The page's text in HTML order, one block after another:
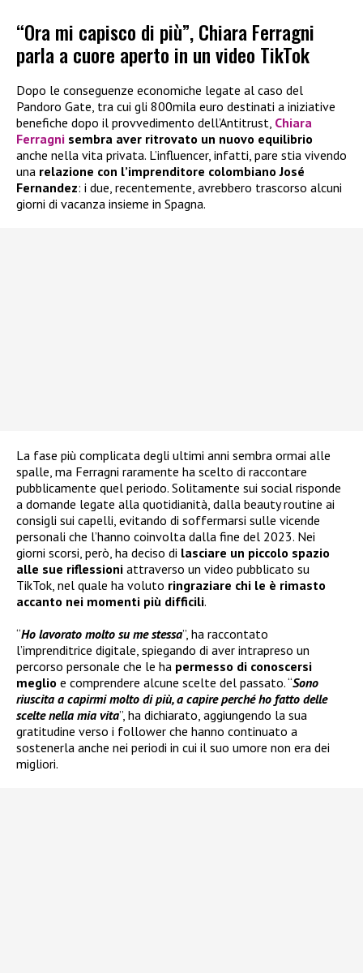
“Ora mi capisco di più”, Chiara Ferragni
parla a cuore aperto in un video TikTok
Dopo le conseguenze economiche legate al caso del
Pandoro Gate, tra cui gli 800mila euro destinati a iniziative
benefiche dopo il provvedimento dell’Antitrust, Chiara
Ferragni sembra aver ritrovato un nuovo equilibrio
anche nella vita privata. L’influencer, infatti, pare stia vivendo
una relazione con l’imprenditore colombiano José
Fernandez: i due, recentemente, avrebbero trascorso alcuni
giorni di vacanza insieme in Spagna.
La fase più complicata degli ultimi anni sembra ormai alle
spalle, ma Ferragni raramente ha scelto di raccontare
pubblicamente quel periodo. Solitamente sui social risponde
a domande legate alla quotidianità, dalla beauty routine ai
consigli sui capelli, evitando di soffermarsi sulle vicende
personali che l’hanno coinvolta dalla fine del 2023. Nei
giorni scorsi, però, ha deciso di lasciare un piccolo spazio
alle sue riflessioni attraverso un video pubblicato su
TikTok, nel quale ha voluto ringraziare chi le è rimasto
accanto nei momenti più difficili.
“Ho lavorato molto su me stessa”, ha raccontato
l’imprenditrice digitale, spiegando di aver intrapreso un
percorso personale che le ha permesso di conoscersi
meglio e comprendere alcune scelte del passato. “Sono
riuscita a capirmi molto di più, a capire perché ho fatto delle
scelte nella mia vita”, ha dichiarato, aggiungendo la sua
gratitudine verso i follower che hanno continuato a
sostenerla anche nei periodi in cui il suo umore non era dei
migliori.